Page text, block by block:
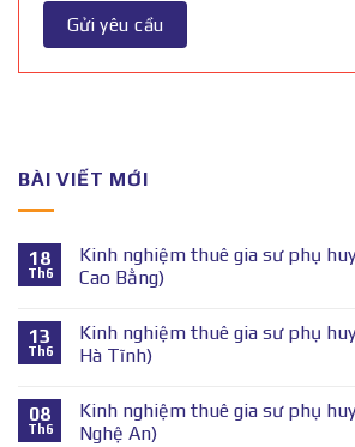
BÀI VIẾT MỚI
18
Th6
Kinh nghiệm thuê gia sư phụ
Cao Bằng)
13
Th6
Kinh nghiệm thuê gia sư phụ
Hà Tĩnh)
08
Th6
Kinh nghiệm thuê gia sư phụ
Nghệ An)